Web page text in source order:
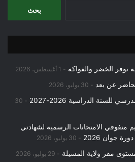
توفر الخضر والفواكه 1 أغسطس، 2026
عن بعد 30 يوليو، 2026
الدراسية 2026-2027
30
متفوقي الامتحانات الرسمية لشهادتي
جوان 2026
30 يوليو، 2026
مقر ولاية المسيلة 29 يوليو، 2026